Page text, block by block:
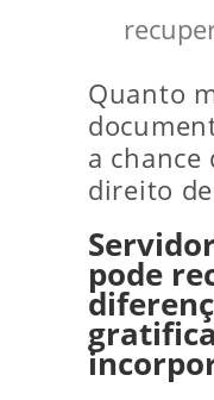
Quanto
a
direito
pode